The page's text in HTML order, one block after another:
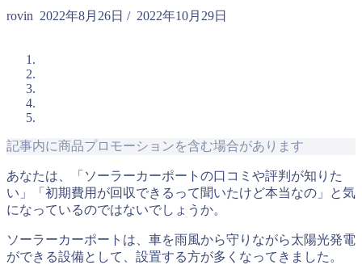
rovin 2022年8月26日 / 2022年10月29日
記事内に商品プロモーションを含む場合があります
あなたは、「ソーラーカーポートの口コミや評判が知りた
い」「初期費用が回収できるって聞いたけど本当なの」と気
になっているのではないでしょうか。
ソーラーカーポートは、車を雨風から守りながら太陽光発電
ができる設備として、設置する方が多くなってきました。